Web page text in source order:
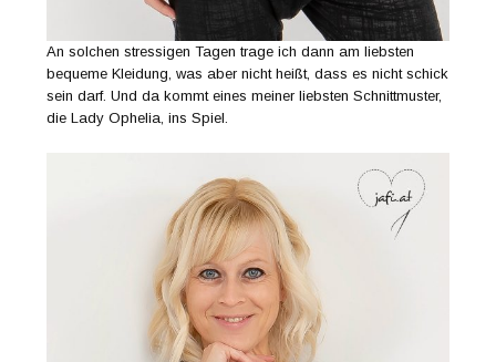
An solchen stressigen Tagen trage ich dann am liebsten
bequeme Kleidung, was aber nicht heißt, dass es nicht schick
sein darf. Und da kommt eines meiner liebsten Schnittmuster,
die Lady Ophelia, ins Spiel.